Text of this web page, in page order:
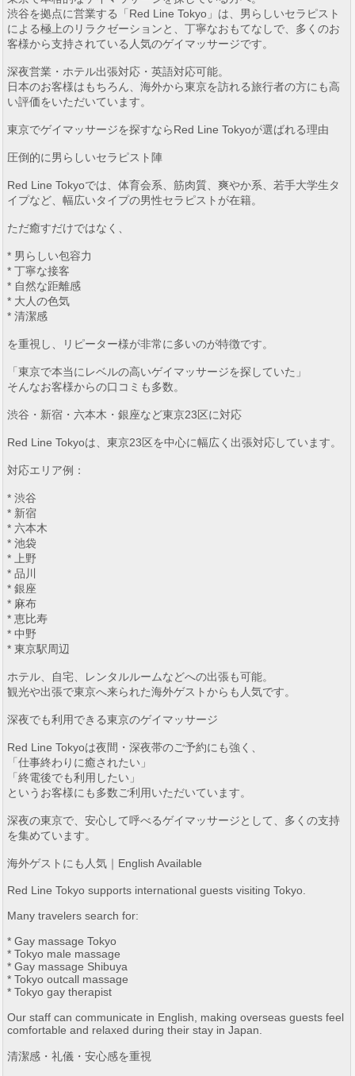
渋谷を拠点に営業する「Red Line Tokyo」は、男らしいセラピスト
による極上のリラクゼーションと、丁寧なおもてなしで、多くのお
客様から支持されている人気のゲイマッサージです。
深夜営業・ホテル出張対応・英語対応可能。
日本のお客様はもちろん、海外から東京を訪れる旅行者の方にも高
い評価をいただいています。
東京でゲイマッサージを探すならRed Line Tokyoが選ばれる理由
圧倒的に男らしいセラピスト陣
Red Line Tokyoでは、体育会系、筋肉質、爽やか系、若手大学生タ
イプなど、幅広いタイプの男性セラピストが在籍。
ただ癒すだけではなく、
* 男らしい包容力
* 丁寧な接客
* 自然な距離感
* 大人の色気
* 清潔感
を重視し、リピーター様が非常に多いのが特徴です。
「東京で本当にレベルの高いゲイマッサージを探していた」
そんなお客様からの口コミも多数。
渋谷・新宿・六本木・銀座など東京23区に対応
Red Line Tokyoは、東京23区を中心に幅広く出張対応しています。
対応エリア例：
* 渋谷
* 新宿
* 六本木
* 池袋
* 上野
* 品川
* 銀座
* 麻布
* 恵比寿
* 中野
* 東京駅周辺
ホテル、自宅、レンタルルームなどへの出張も可能。
観光や出張で東京へ来られた海外ゲストからも人気です。
深夜でも利用できる東京のゲイマッサージ
Red Line Tokyoは夜間・深夜帯のご予約にも強く、
「仕事終わりに癒されたい」
「終電後でも利用したい」
というお客様にも多数ご利用いただいています。
深夜の東京で、安心して呼べるゲイマッサージとして、多くの支持
を集めています。
海外ゲストにも人気｜English Available
Red Line Tokyo supports international guests visiting Tokyo.
Many travelers search for:
* Gay massage Tokyo
* Tokyo male massage
* Gay massage Shibuya
* Tokyo outcall massage
* Tokyo gay therapist
Our staff can communicate in English, making overseas guests feel
comfortable and relaxed during their stay in Japan.
清潔感・礼儀・安心感を重視